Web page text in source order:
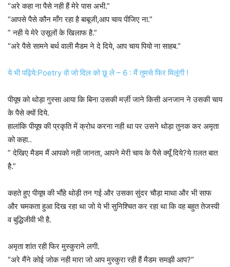
“अरे कहा ना पैसे नही हैं मेरे पास अभी.”
“आपसे पैसे कौन माँग रहा है बाबूजी,आप चाय पीजिए ना.”
” नही ये मेरे उसूलों के खिलाफ है.”
“अरे पैसे सामने बर्थ वाली मैडम ने दे दिये, आप चाय पियो ना साहब.”
ये भी पढ़िये:Poetry वो जो दिल को छू ले – 6 : मैं तुमसे फिर मिलूंगी !
पीयूष को थोड़ा गुस्सा आया कि बिना उसकी मर्ज़ी जाने किसी अनजान ने उसकी चाय
के पैसे क्यों दिये.
हालांकि पीयूष की प्रकृति में क्रोध करना नही था पर उसने थोड़ा तुनक कर अमृता
को कहा..
” देखिए मैडम मैं आपको नही जानता, आपने मेरी चाय के पैसे क्यूँ दिये?ये ग़लत बात
है.”
कहते हुए पीयूष की भौंहे थोड़ी तन गई और उसका सुंदर चौड़ा माथा और भी साफ
और चमकता हुआ दिख रहा था जो ये भी सुनिश्चित कर रहा था कि वह बहुत तेजस्वी
व बुद्धिजीवी भी है.
अमृता शांत रही फिर मुस्कुराने लगी.
“अरे मैंने कोई जोक नही मारा जो आप मुस्कुरा रही हैं मैडम समझी आप?”